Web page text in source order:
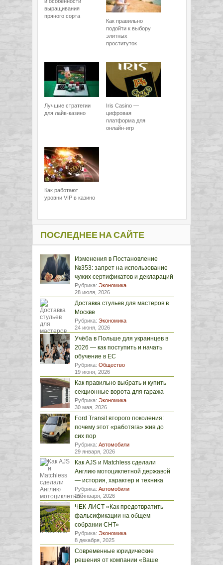
выращивания
пряного сорта
Как правильно
подойти к выбору
элитных
проституток
Лучшие стратегии
для лайв-казино
Iris Casino —
цифровая
платформа для
онлайн-игр
Как работают
уровни VIP в казино
ПОСЛЕДНЕЕ НА САЙТЕ
Изменения в Постановление
№353: запрет на использование
чужих сертификатов и деклараций
Рубрика: Экономика
28 июля, 2026
Доставка стульев для мастеров в
Москве
Рубрика: Экономика
24 июня, 2026
Учёба в Польше для украинцев в
2026 — как поступить и начать
обучение в ЕС
Рубрика: Общество
19 июня, 2026
Как правильно выбрать и купить
секционные ворота для гаража
Рубрика: Экономика
30 мая, 2026
Ford Transit второго поколения:
почему этот «работяга» жив до
сих пор
Рубрика: Автомобили
29 января, 2026
Как AJS и Matchless сделали
Англию мотоциклетной державой
— история, характер и техника
Рубрика: Автомобили
29 января, 2026
ЧЕК-ЛИСТ «Как предотвратить
фальсификации на общем
собрании СНТ»
Рубрика: Экономика
8 декабря, 2025
Современные юридические
решения от компании «Ваше